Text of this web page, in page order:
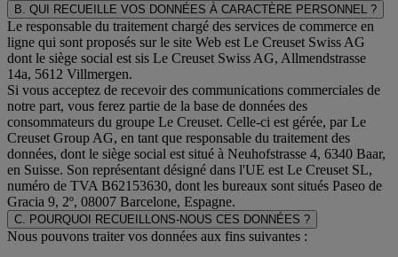
B. QUI RECUEILLE VOS DONNÉES À CARACTÈRE PERSONNEL ?
Le responsable du traitement chargé des services de commerce en
ligne qui sont proposés sur le site Web est Le Creuset Swiss AG
dont le siège social est sis Le Creuset Swiss AG, Allmendstrasse
14a, 5612 Villmergen.
Si vous acceptez de recevoir des communications commerciales de
notre part, vous ferez partie de la base de données des
consommateurs du groupe Le Creuset. Celle-ci est gérée, par Le
Creuset Group AG, en tant que responsable du traitement des
données, dont le siège social est situé à Neuhofstrasse 4, 6340 Baar,
en Suisse. Son représentant désigné dans l'UE est Le Creuset SL,
numéro de TVA B62153630, dont les bureaux sont situés Paseo de
Gracia 9, 2º, 08007 Barcelone, Espagne.
C. POURQUOI RECUEILLONS-NOUS CES DONNÉES ?
Nous pouvons traiter vos données aux fins suivantes :